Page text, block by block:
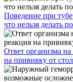
Поведение при
что нельзя делать
Ответ организма
на прививку от